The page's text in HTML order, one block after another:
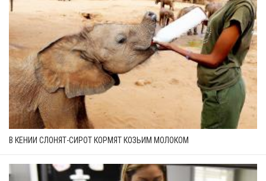
В КЕНИИ СЛОНЯТ-СИРОТ КОРМЯТ КОЗЬИМ МОЛОКОМ